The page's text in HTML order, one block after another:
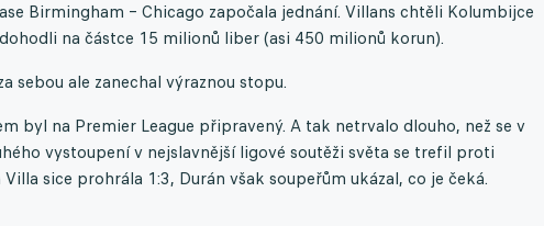
Birmingham – Chicago započala jednání. Villans chtěli Kolumbijce
na částce 15 milionů liber (asi 450 milionů korun).
sebou ale zanechal výraznou stopu.
byl na Premier League připravený. A tak netrvalo dlouho, než se v
vystoupení v nejslavnější ligové soutěži světa se trefil proti
sice prohrála 1:3, Durán však soupeřům ukázal, co je čeká.